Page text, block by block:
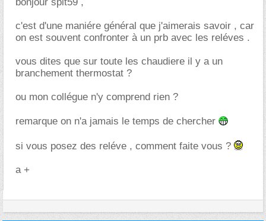
c'est d'une maniére général que j'aimerais savoir , car
on est souvent confronter à un prb avec les reléves .
vous dites que sur toute les chaudiere il y a un
branchement thermostat ?
ou mon collégue n'y comprend rien ?
remarque on n'a jamais le temps de chercher
si vous posez des reléve , comment faite vous ?
a +